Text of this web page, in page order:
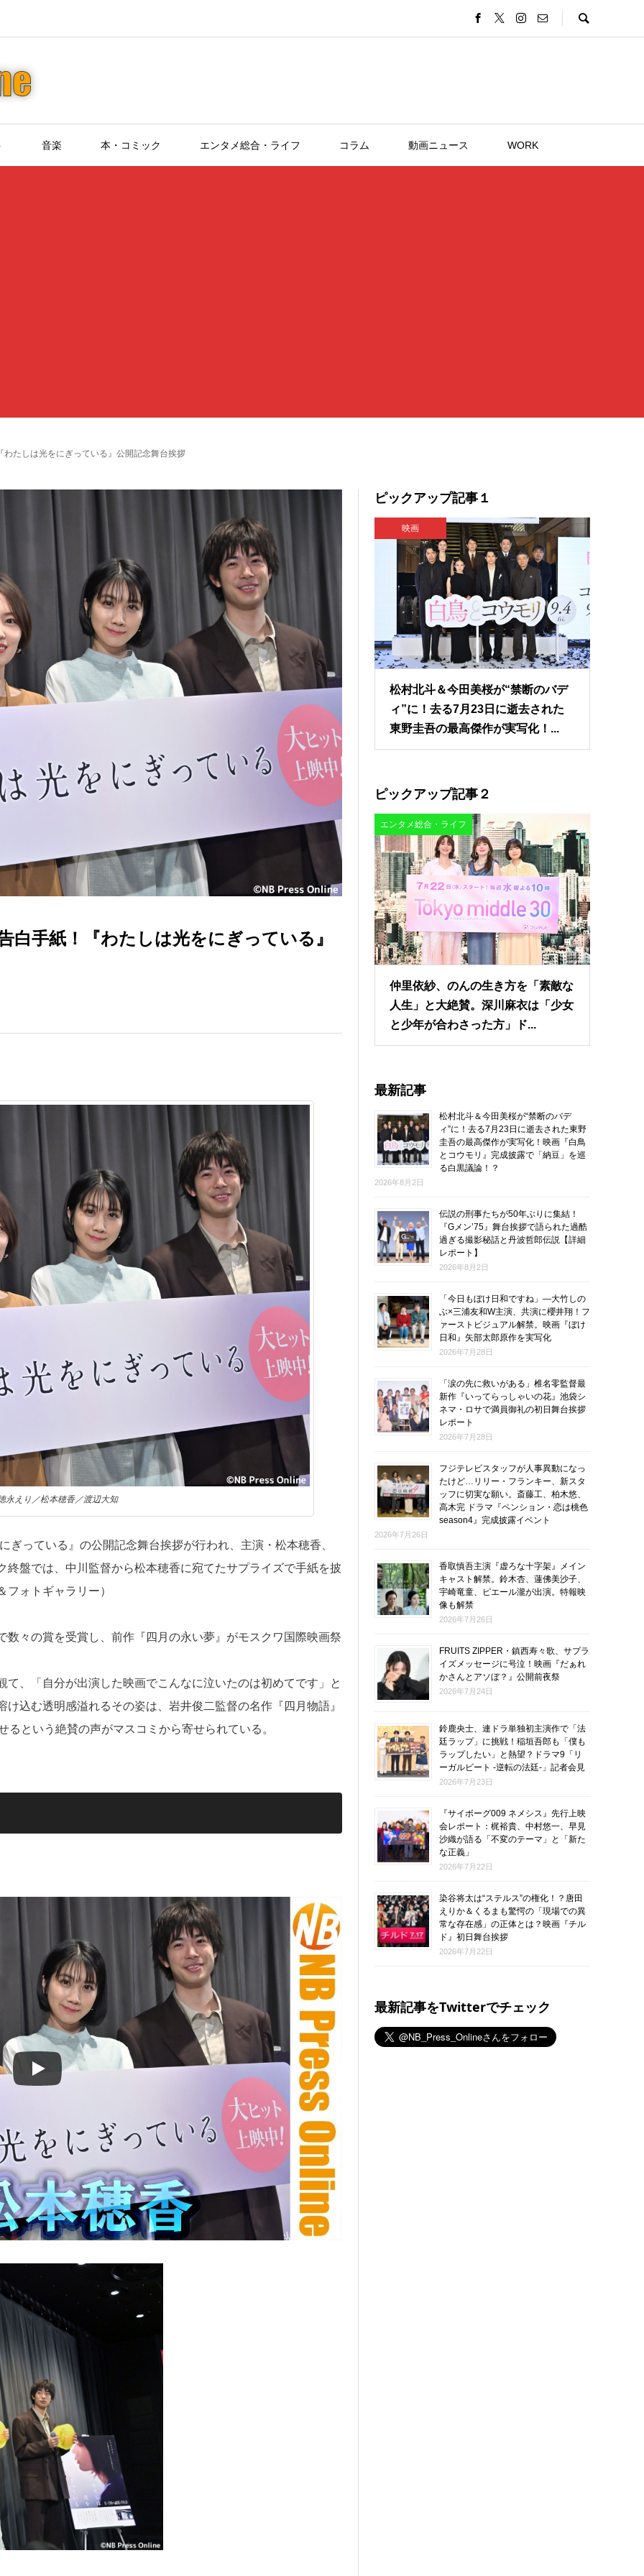
音楽 本・コミック エンタメ総合・ライフ コラム 動画ニュース WORK
たしは光をにぎっている』公開記念舞台挨拶
白手紙！『わたしは光をにぎっている』
永えり／松本穂香／渡辺大知
っている』の公開記念舞台挨拶が行われ、主演・松本穂香、
盤では、中川監督から松本穂香に宛てたサプライズで手紙を披
ォトギャラリー）
々の賞を受賞し、前作『四月の永い夢』がモスクワ国際映画祭
、「自分が出演した映画でこんなに泣いたのは初めてです」と
込む透明感溢れるその姿は、岩井俊二監督の名作『四月物語』
るという絶賛の声がマスコミから寄せられている。
ピックアップ記事１
映画
松村北斗＆今田美桜が“禁断のバデ
ィ”に！去る7月23日に逝去された
東野圭吾の最高傑作が実写化！...
ピックアップ記事２
エンタメ総合・ライフ
仲里依紗、のんの生き方を「素敵な
人生」と大絶賛。深川麻衣は「少女
と少年が合わさった方」ド...
最新記事
松村北斗＆今田美桜が“禁断のバデ
ィ”に！去る7月23日に逝去された東野
圭吾の最高傑作が実写化！映画『白鳥
とコウモリ』完成披露で「納豆」を巡
る白黒議論！？
2026年8月2日
伝説の刑事たちが50年ぶりに集結！
『Gメン’75』舞台挨拶で語られた過酷
過ぎる撮影秘話と丹波哲郎伝説【詳細
レポート】
2026年8月2日
「今日もぼけ日和ですね」―大竹しの
ぶ×三浦友和W主演、共演に櫻井翔！フ
ァーストビジュアル解禁。映画『ぼけ
日和』矢部太郎原作を実写化
2026年7月28日
「涙の先に救いがある」椎名零監督最
新作『いってらっしゃいの花』池袋シ
ネマ・ロサで満員御礼の初日舞台挨拶
レポート
2026年7月28日
フジテレビスタッフが人事異動になっ
たけど…リリー・フランキー、新スタ
ッフに切実な願い。斎藤工、柏木悠、
高木完 ドラマ『ペンション・恋は桃色
season4』完成披露イベント
2026年7月26日
香取慎吾主演『虚ろな十字架』メイン
キャスト解禁。鈴木杏、蓮佛美沙子、
宇崎竜童、ピエール瀧が出演。特報映
像も解禁
2026年7月26日
FRUITS ZIPPER・鎮西寿々歌、サプラ
イズメッセージに号泣！映画『だぁれ
かさんとアソぼ？』公開前夜祭
2026年7月24日
鈴鹿央士、連ドラ単独初主演作で「法
廷ラップ」に挑戦！稲垣吾郎も「僕も
ラップしたい」と熱望？ドラマ9「リ
ーガルビート -逆転の法廷-」記者会見
2026年7月23日
『サイボーグ009 ネメシス』先行上映
会レポート：梶裕貴、中村悠一、早見
沙織が語る「不変のテーマ」と「新た
な正義」
2026年7月22日
染谷将太は“ステルス”の権化！？唐田
えりか＆くるまも驚愕の「現場での異
常な存在感」の正体とは？映画『チル
ド』初日舞台挨拶
2026年7月22日
最新記事をTwitterでチェック